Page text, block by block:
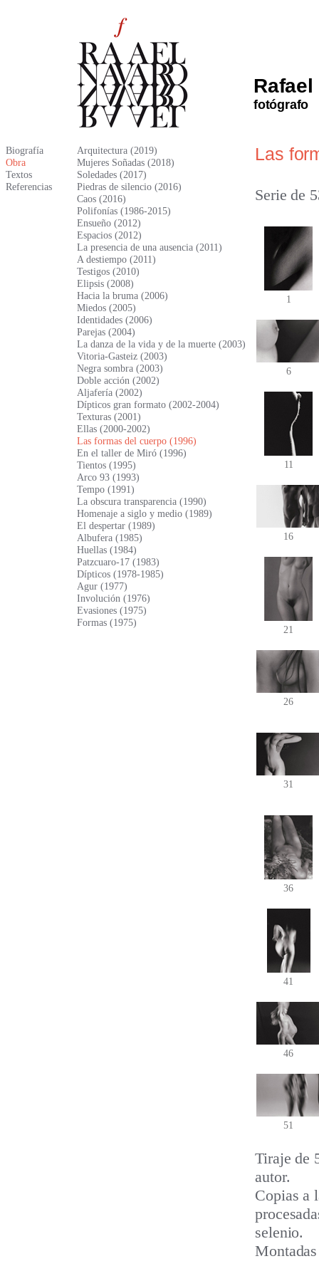
fotógrafo
Biografía
Obra
Textos
Referencias
Arquitectura (2019)
Mujeres Soñadas (2018)
Soledades (2017)
Piedras de silencio (2016)
Caos (2016)
Polifonías (1986-2015)
Ensueño (2012)
Espacios (2012)
La presencia de una ausencia (2011)
A destiempo (2011)
Testigos (2010)
Elipsis (2008)
Hacia la bruma (2006)
Miedos (2005)
Identidades (2006)
Parejas (2004)
La danza de la vida y de la muerte (2003)
Vitoria-Gasteiz (2003)
Negra sombra (2003)
Doble acción (2002)
Aljafería (2002)
Dípticos gran formato (2002-2004)
Texturas (2001)
Ellas (2000-2002)
Las formas del cuerpo (1996)
En el taller de Miró (1996)
Tientos (1995)
Arco 93 (1993)
Tempo (1991)
La obscura transparencia (1990)
Homenaje a siglo y medio (1989)
El despertar (1989)
Albufera (1985)
Huellas (1984)
Patzcuaro-17 (1983)
Dípticos (1978-1985)
Agur (1977)
Involución (1976)
Evasiones (1975)
Formas (1975)
Las
Serie de
1
6
11
16
21
26
31
36
41
46
51
Tiraje de
autor.
Copias a
selenio.